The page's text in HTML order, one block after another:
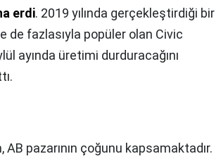
erdi. 2019 yılında gerçekleştirdiği bir
de fazlasıyla popüler olan Civic
ayında üretimi durduracağını
AB pazarının çoğunu kapsamaktadır.